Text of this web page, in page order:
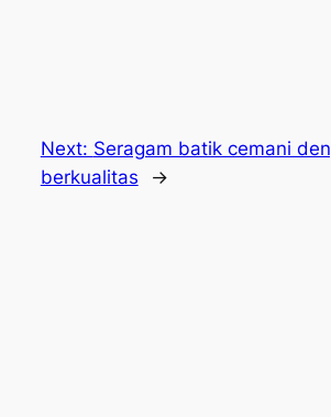
Next: Seragam batik cemani
berkualitas
→